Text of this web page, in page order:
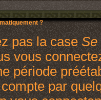
?
pas la caseSe
vous
période
par